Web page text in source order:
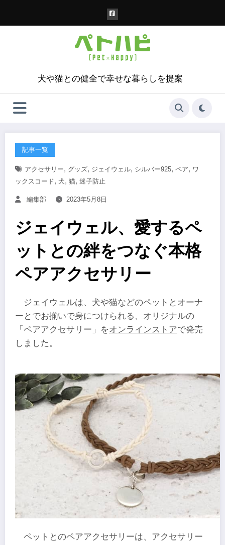
犬や猫との健全で幸せな暮らしを提案
記事一覧
アクセサリー, グッズ, ジェイウェル, シルバー925, ペア, ワ
ックスコード, 犬, 猫, 迷子防止
編集部 2023年5月8日
ジェイウェル、愛するペ
ットとの絆をつなぐ本格
ペアアクセサリー
ジェイウェルは、犬や猫などのペットとオーナ
ーとでお揃いで身につけられる、オリジナルの
「ペアアクセサリー」をオンラインストアで発売
しました。
ペットとのペアアクセサリーは、アクセサリー